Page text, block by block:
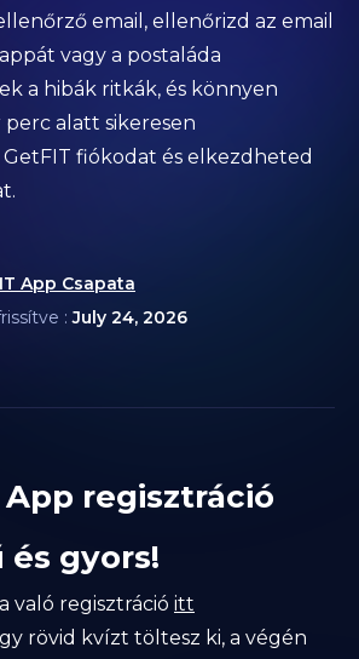
email, ellenőrizd az email
vagy a postaláda
a hibák ritkák, és könnyen
alatt sikeresen
fiókodat és elkezdheted
App Csapata
:July 24, 2026
App regisztráció
és gyors!
való regisztráció itt
rövid kvízt töltesz ki, a végén